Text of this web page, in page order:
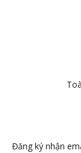
Đăng ký nhận